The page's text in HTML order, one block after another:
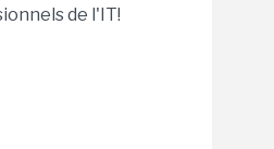
de l'IT!